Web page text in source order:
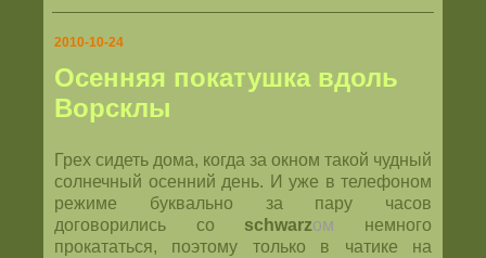
2010-10-24
Осенняя покатушка вдоль
Ворсклы
Грех сидеть дома, когда за окном такой чудный
солнечный осенний день. И уже в телефоном
режиме буквально за пару часов
договорились со schwarzом немного
прокататься, поэтому только в чатике на